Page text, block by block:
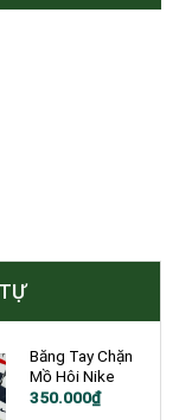
Băng Tay Chặn
Mồ Hôi Nike
350.000₫